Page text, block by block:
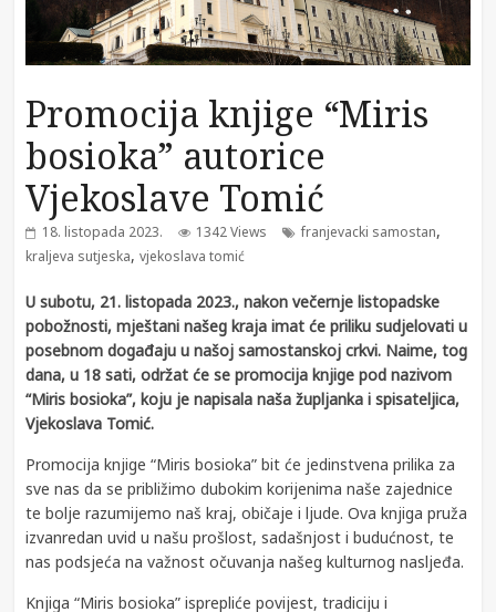
Promocija knjige “Miris
bosioka” autorice
Vjekoslave Tomić
18. listopada 2023. 1342 Views franjevacki samostan,
kraljeva sutjeska,vjekoslava tomić
U subotu, 21. listopada 2023., nakon večernje listopadske
pobožnosti, mještani našeg kraja imat će priliku sudjelovati u
posebnom događaju u našoj samostanskoj crkvi. Naime, tog
dana, u 18 sati, održat će se promocija knjige pod nazivom
“Miris bosioka”, koju je napisala naša župljanka i spisateljica,
Vjekoslava Tomić.
Promocija knjige “Miris bosioka” bit će jedinstvena prilika za
sve nas da se približimo dubokim korijenima naše zajednice
te bolje razumijemo naš kraj, običaje i ljude. Ova knjiga pruža
izvanredan uvid u našu prošlost, sadašnjost i budućnost, te
nas podsjeća na važnost očuvanja našeg kulturnog nasljeđa.
Knjiga “Miris bosioka” isprepliće povijest, tradiciju i